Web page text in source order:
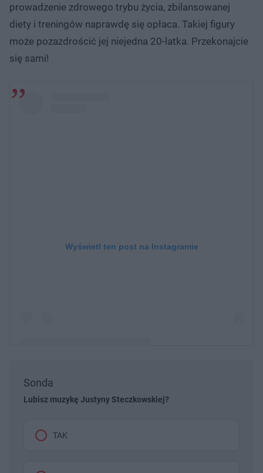
prowadzenie zdrowego trybu życia, zbilansowanej
diety i treningów naprawdę się opłaca. Takiej figury
może pozazdrościć jej niejedna 20-latka. Przekonajcie
się sami!
Wyświetl ten post na Instagramie
Post udostępniony przez Justyna Steczkowska
(@justynasteczkowska)
Sonda
Lubisz muzykę Justyny Steczkowskiej?
TAK